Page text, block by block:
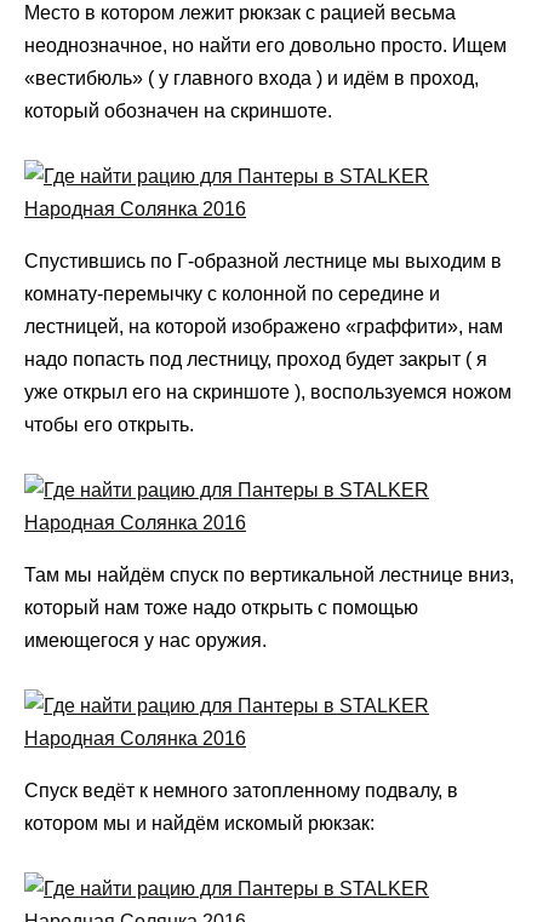
Место в котором лежит рюкзак с рацией весьма
неоднозначное, но найти его довольно просто. Ищем
«вестибюль» ( у главного входа ) и идём в проход,
который обозначен на скриншоте.
Спустившись по Г-образной лестнице мы выходим в
комнату-перемычку с колонной по середине и
лестницей, на которой изображено «граффити», нам
надо попасть под лестницу, проход будет закрыт ( я
уже открыл его на скриншоте ), воспользуемся ножом
чтобы его открыть.
Там мы найдём спуск по вертикальной лестнице вниз,
который нам тоже надо открыть с помощью
имеющегося у нас оружия.
Спуск ведёт к немного затопленному подвалу, в
котором мы и найдём искомый рюкзак: